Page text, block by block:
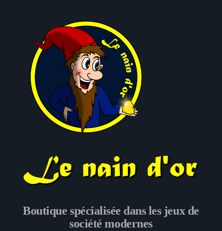
Boutique spécialisée dans les jeux de
société modernes